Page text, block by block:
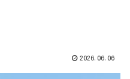
2026.06.06